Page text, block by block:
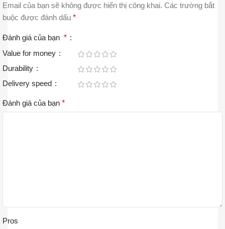
Email của bạn sẽ không được hiển thị công khai. Các trường bắt
buộc được đánh dấu *
Đánh giá của bạn *
Value for money
Durability
Delivery speed
Đánh giá của bạn *
Pros